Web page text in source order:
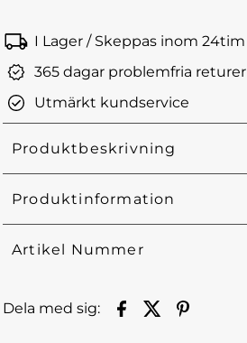
I Lager / Skeppas inom 24tim
365 dagar problemfria returer
Utmärkt kundservice
Produktbeskrivning
Produktinformation
Artikel Nummer
Dela med sig: